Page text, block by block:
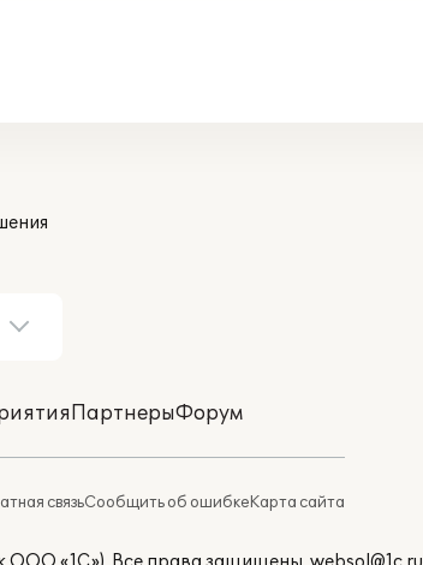
ПартнерыФорум
связьСообщить об ошибкеКарта сайта